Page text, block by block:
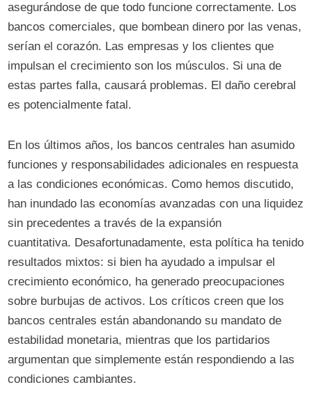
asegurándose de que todo funcione correctamente. Los
bancos comerciales, que bombean dinero por las venas,
serían el corazón. Las empresas y los clientes que
impulsan el crecimiento son los músculos. Si una de
estas partes falla, causará problemas. El daño cerebral
es potencialmente fatal.
En los últimos años, los bancos centrales han asumido
funciones y responsabilidades adicionales en respuesta
a las condiciones económicas. Como hemos discutido,
han inundado las economías avanzadas con una liquidez
sin precedentes a través de la expansión
cuantitativa. Desafortunadamente, esta política ha tenido
resultados mixtos: si bien ha ayudado a impulsar el
crecimiento económico, ha generado preocupaciones
sobre burbujas de activos. Los críticos creen que los
bancos centrales están abandonando su mandato de
estabilidad monetaria, mientras que los partidarios
argumentan que simplemente están respondiendo a las
condiciones cambiantes.